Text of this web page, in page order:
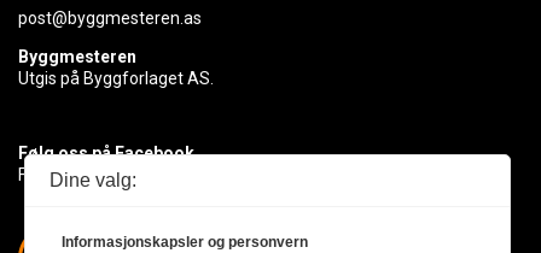
post@byggmesteren.as
Byggmesteren
Utgis på Byggforlaget AS.
Følg oss på Facebook
Få med deg det siste innen byggebransjen
Dine valg:
Informasjonskapsler og personvern